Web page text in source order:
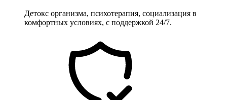
Детокс организма, психотерапия, социализация в
комфортных условиях, с поддержкой 24/7.